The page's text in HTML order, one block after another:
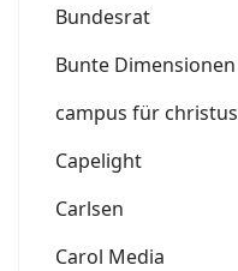
Bundesrat
Bunte Dimensionen
campus für christus
Capelight
Carlsen
Carol Media